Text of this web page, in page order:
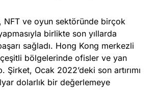
NFT ve oyun sektöründe birçok
birlikte son yıllarda
sağladı. Hong Kong merkezli
bölgelerinde ofisler ve yan
Şirket, Ocak 2022’deki son artırımı
dolarlık bir değerlemeye